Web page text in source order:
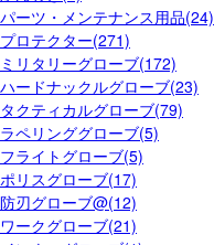
パーツ・メンテナンス用品(24)
プロテクター(271)
ミリタリーグローブ(172)
ハードナックルグローブ(23)
タクティカルグローブ(79)
ラペリンググローブ(5)
フライトグローブ(5)
ポリスグローブ(17)
防刃グローブ@(12)
ワークグローブ(21)